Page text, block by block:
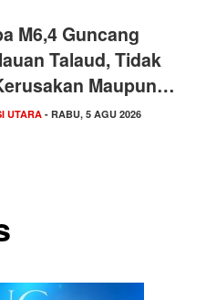
M6,4 Guncang
Talaud, Tidak
Maupun…
UTARA- RABU, 5 AGU 2026